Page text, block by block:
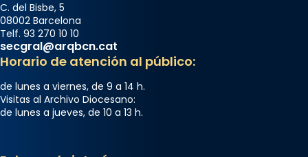
C. del Bisbe, 5
08002 Barcelona
Telf. 93 270 10 10
secgral@arqbcn.cat
Horario de atención al público:
de lunes a viernes, de 9 a 14 h.
Visitas al Archivo Diocesano:
de lunes a jueves, de 10 a 13 h.